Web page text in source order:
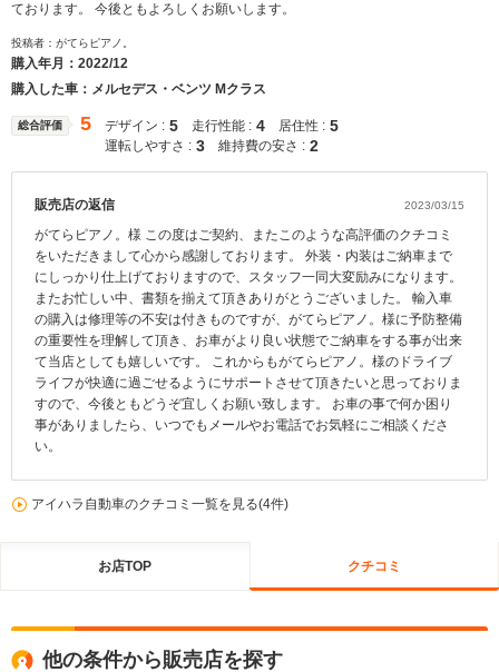
ております。 今後ともよろしくお願いします。
投稿者：がてらピアノ。
購入年月： 2022/12
購入した車：メルセデス・ベンツ Mクラス
総合評価 5 デザイン : 5 走行性能 : 4 居住性 : 5
運転しやすさ : 3 維持費の安さ : 2
販売店の返信 2023/03/15
がてらピアノ。様 この度はご契約、またこのような高評価のクチコミ
をいただきまして心から感謝しております。 外装・内装はご納車まで
にしっかり仕上げておりますので、スタッフ一同大変励みになります。
またお忙しい中、書類を揃えて頂きありがとうございました。 輸入車
の購入は修理等の不安は付きものですが、がてらピアノ。様に予防整備
の重要性を理解して頂き、お車がより良い状態でご納車をする事が出来
て当店としても嬉しいです。 これからもがてらピアノ。様のドライブ
ライフが快適に過ごせるようにサポートさせて頂きたいと思っておりま
すので、今後ともどうぞ宜しくお願い致します。 お車の事で何か困り
事がありましたら、いつでもメールやお電話でお気軽にご相談くださ
い。
アイハラ自動車のクチコミ一覧を見る(4件)
お店TOP クチコミ
他の条件から販売店を探す